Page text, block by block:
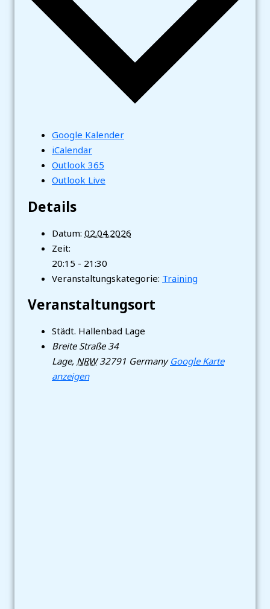
Google Kalender
iCalendar
Outlook 365
Outlook Live
Details
Datum: 02.04.2026
Zeit:
20:15 - 21:30
Veranstaltungskategorie: Training
Veranstaltungsort
Städt. Hallenbad Lage
Breite Straße 34
Lage, NRW 32791 Germany Google Karte
anzeigen